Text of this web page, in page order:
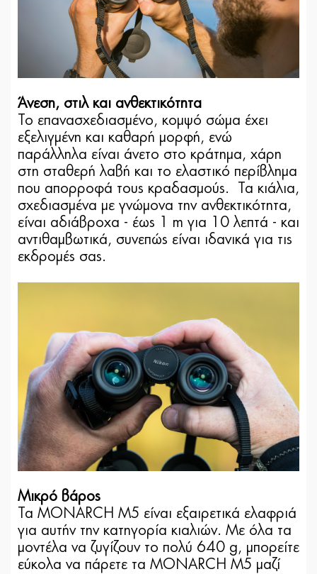
Άνεση, στιλ και ανθεκτικότητα
Το επανασχεδιασμένο, κομψό σώμα έχει
εξελιγμένη και καθαρή μορφή, ενώ
παράλληλα είναι άνετο στο κράτημα, χάρη
στη σταθερή λαβή και το ελαστικό περίβλημα
που απορροφά τους κραδασμούς. Τα κιάλια,
σχεδιασμένα με γνώμονα την ανθεκτικότητα,
είναι αδιάβροχα - έως 1 m για 10 λεπτά - και
αντιθαμβωτικά, συνεπώς είναι ιδανικά για τις
εκδρομές σας.
Μικρό βάρος
Τα MONARCH M5 είναι εξαιρετικά ελαφριά
για αυτήν την κατηγορία κιαλιών. Με όλα τα
μοντέλα να ζυγίζουν το πολύ 640 g, μπορείτε
εύκολα να πάρετε τα MONARCH M5 μαζί